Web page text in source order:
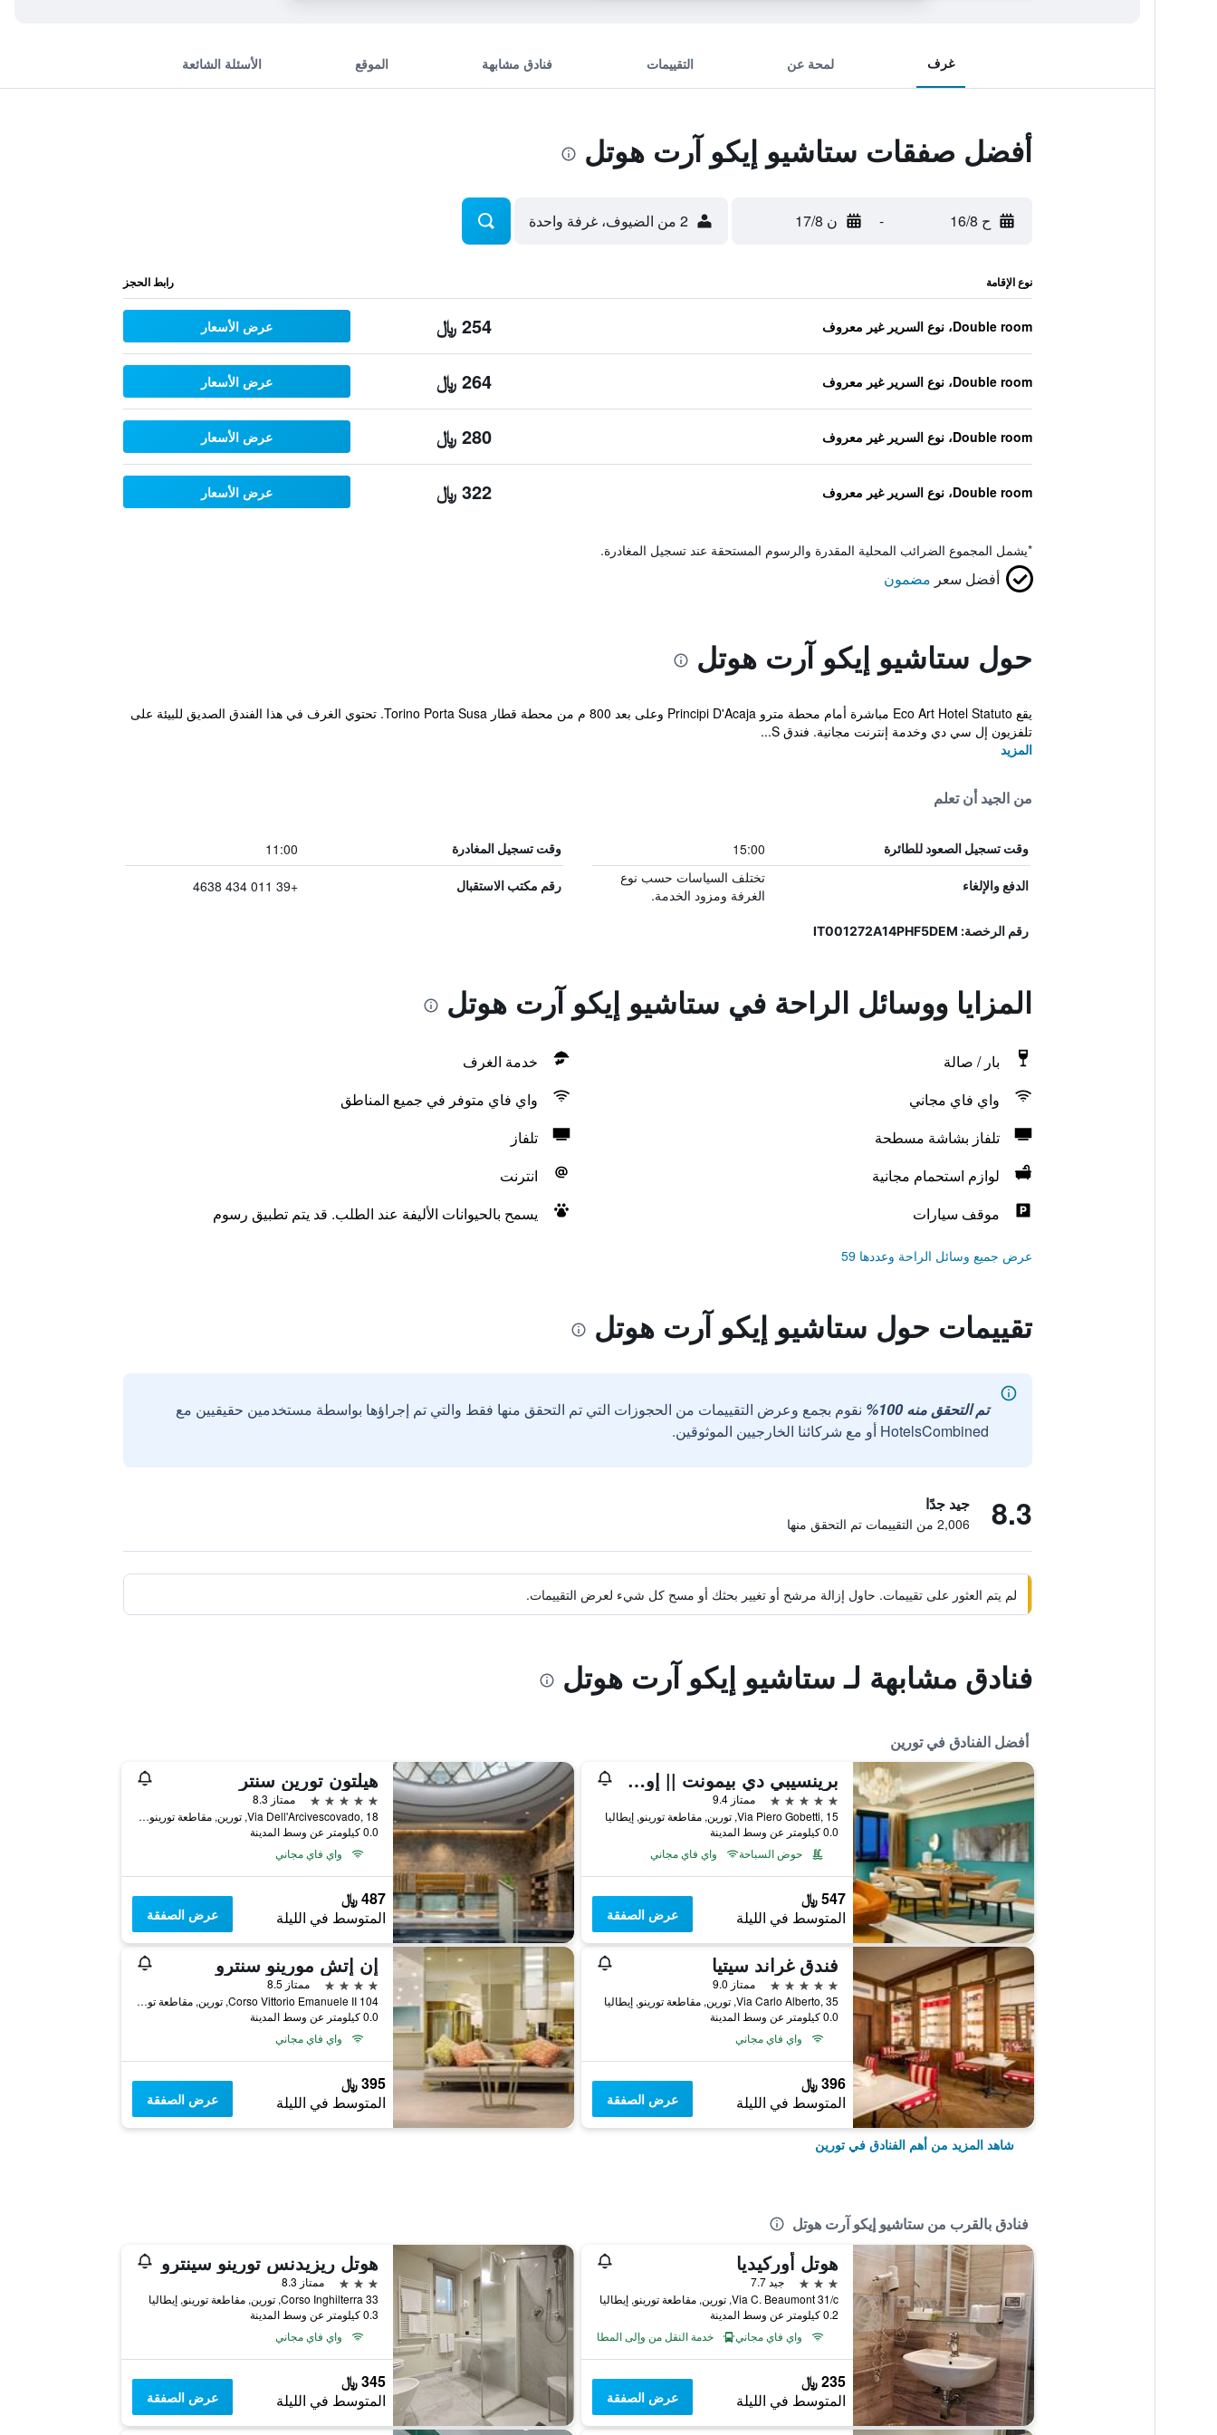
غرف لمحة عن التقييمات فنادق مشابهة الموقع الأسئلة الشائعة
أفضل صفقات ستاشيو إيكو آرت هوتل
ح 16/8 - ن 17/8 2 من الضيوف، غرفة واحدة
نوع الإقامة رابط الحجز
Double room، نوع السرير غير معروف 254 ﷼ عرض الأسعار
Double room، نوع السرير غير معروف 264 ﷼ عرض الأسعار
Double room، نوع السرير غير معروف 280 ﷼ عرض الأسعار
Double room، نوع السرير غير معروف 322 ﷼ عرض الأسعار
*يشمل المجموع الضرائب المحلية المقدرة والرسوم المستحقة عند تسجيل المغادرة.
أفضل سعر مضمون
حول ستاشيو إيكو آرت هوتل
يقع Eco Art Hotel Statuto مباشرة أمام محطة مترو Principi D'Acaja وعلى بعد 800 م من محطة قطار Torino Porta Susa. تحتوي الغرف في هذا الفندق الصديق للبيئة على
تلفزيون إل سي دي وخدمة إنترنت مجانية. فندق S...
المزيد
من الجيد أن تعلم
وقت تسجيل الصعود للطائرة 15:00 وقت تسجيل المغادرة 11:00
الدفع والإلغاء
تختلف السياسات حسب نوع
الغرفة ومزود الخدمة.
رقم مكتب الاستقبال +39 011 434 4638
رقم الرخصة: IT001272A14PHF5DEM
المزايا ووسائل الراحة في ستاشيو إيكو آرت هوتل
بار / صالة
خدمة الغرف
واي فاي مجاني
واي فاي متوفر في جميع المناطق
تلفاز بشاشة مسطحة
تلفاز
لوازم استحمام مجانية
انترنت
موقف سيارات
يسمح بالحيوانات الأليفة عند الطلب. قد يتم تطبيق رسوم
عرض جميع وسائل الراحة وعددها 59
تقييمات حول ستاشيو إيكو آرت هوتل
تم التحقق منه 100%
نقوم بجمع وعرض التقييمات من الحجوزات التي تم التحقق منها فقط والتي تم إجراؤها بواسطة مستخدمين حقيقيين مع
HotelsCombined أو مع شركائنا الخارجيين الموثوقين.
8.3 جيد جدًا
2,006 من التقييمات تم التحقق منها
لم يتم العثور على تقييمات. حاول إزالة مرشح أو تغيير بحثك أو مسح كل شيء لعرض التقييمات.
فنادق مشابهة لـ ستاشيو إيكو آرت هوتل
أفضل الفنادق في تورين
برينسيبي دي بيمونت || إون إ ٕإبيرينز | بريفيريد هوتلز آند ريزورتس
5 نجوم
ممتاز 9.4
Via Piero Gobetti, 15, تورين, مقاطعة تورينو, إيطاليا
0.0 كيلومتر عن وسط المدينة
حوض السباحة
واي فاي مجاني
547 ﷼
المتوسط في الليلة عرض الصفقة
هيلتون تورين سنتر
5 نجوم
ممتاز 8.3
Via Dell'Arcivescovado, 18, تورين, مقاطعة تورينو, إيطاليا
0.0 كيلومتر عن وسط المدينة
واي فاي مجاني
487 ﷼
المتوسط في الليلة عرض الصفقة
فندق غراند سيتيا
5 نجوم
ممتاز 9.0
Via Carlo Alberto, 35, تورين, مقاطعة تورينو, إيطاليا
0.0 كيلومتر عن وسط المدينة
واي فاي مجاني
396 ﷼
المتوسط في الليلة عرض الصفقة
إن إتش مورينو سنترو
4 نجوم
ممتاز 8.5
Corso Vittorio Emanuele II 104, تورين, مقاطعة تورينو, إيطاليا
0.0 كيلومتر عن وسط المدينة
واي فاي مجاني
395 ﷼
المتوسط في الليلة عرض الصفقة
شاهد المزيد من أهم الفنادق في تورين
فنادق بالقرب من ستاشيو إيكو آرت هوتل
هوتل أوركيديا
3 نجوم
جيد 7.7
Via C. Beaumont 31/c, تورين, مقاطعة تورينو, إيطاليا
0.2 كيلومتر عن وسط المدينة
واي فاي مجاني
خدمة النقل من وإلى المطار
235 ﷼
المتوسط في الليلة عرض الصفقة
هوتل ريزيدنس تورينو سينترو
3 نجوم
ممتاز 8.3
Corso Inghilterra 33, تورين, مقاطعة تورينو, إيطاليا
0.3 كيلومتر عن وسط المدينة
واي فاي مجاني
345 ﷼
المتوسط في الليلة عرض الصفقة